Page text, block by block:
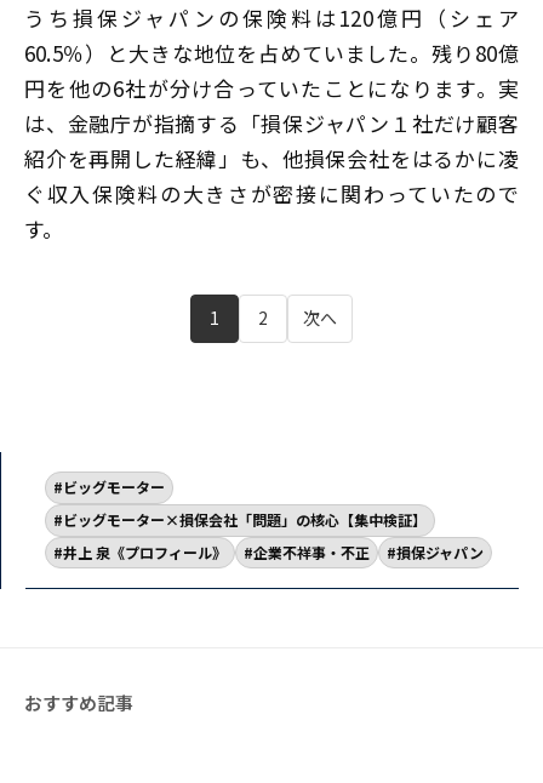
うち損保ジャパンの保険料は120億円（シェア
60.5％）と大きな地位を占めていました。残り80億
円を他の6社が分け合っていたことになります。実
は、金融庁が指摘する「損保ジャパン１社だけ顧客
紹介を再開した経緯」も、他損保会社をはるかに凌
ぐ収入保険料の大きさが密接に関わっていたので
す。
1 2 次へ
ビッグモーター
ビッグモーター×損保会社「問題」の核心【集中検証】
井上 泉《プロフィール》
企業不祥事・不正 損保ジャパン